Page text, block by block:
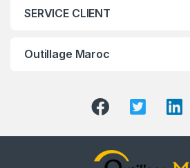
SERVICE CLIENT
Outillage Maroc